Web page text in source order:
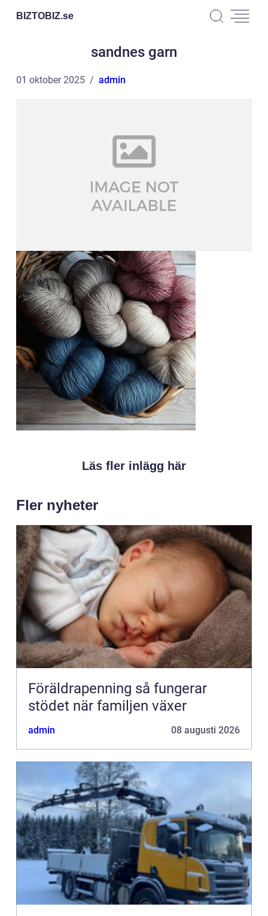
BIZTOBIZ.se
sandnes garn
01 oktober 2025 admin
Läs fler inlägg här
Fler nyheter
Föräldrapenning så fungerar
stödet när familjen växer
admin 08 augusti 2026